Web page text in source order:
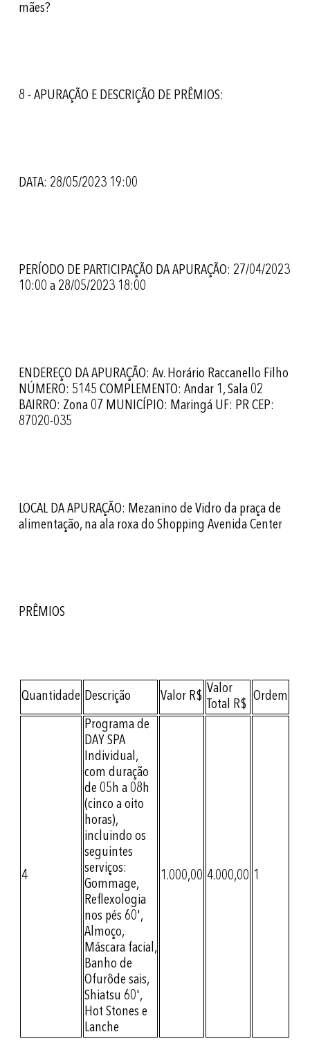
mães?
8 - APURAÇÃO E DESCRIÇÃO DE PRÊMIOS:
DATA: 28/05/2023 19:00
PERÍODO DE PARTICIPAÇÃO DA APURAÇÃO: 27/04/2023
10:00 a 28/05/2023 18:00
ENDEREÇO DA APURAÇÃO: Av. Horário Raccanello Filho
NÚMERO: 5145 COMPLEMENTO: Andar 1, Sala 02
BAIRRO: Zona 07 MUNICÍPIO: Maringá UF: PR CEP:
87020-035
LOCAL DA APURAÇÃO: Mezanino de Vidro da praça de
alimentação, na ala roxa do Shopping Avenida Center
PRÊMIOS
Quantidade Descrição Valor R$
Valor
Total R$
Ordem
4
Programa de
DAY SPA
Individual,
com duração
de 05h a 08h
(cinco a oito
horas),
incluindo os
seguintes
serviços:
Gommage,
Reflexologia
nos pés 60',
Almoço,
Máscara facial,
Banho de
Ofurôde sais,
Shiatsu 60',
Hot Stones e
Lanche
1.000,00 4.000,00 1